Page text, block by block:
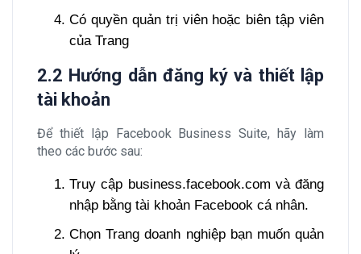
Có quyền quản trị viên hoặc biên tập viên
của Trang
2.2 Hướng dẫn đăng ký và thiết lập
tài khoản
Để thiết lập Facebook Business Suite, hãy làm
theo các bước sau:
Truy cập business.facebook.com và đăng
nhập bằng tài khoản Facebook cá nhân.
Chọn Trang doanh nghiệp bạn muốn quản